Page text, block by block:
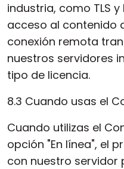
industria, como TLS y
acceso al contenido
conexión remota
nuestros servidores
tipo de licencia.
8.3 Cuando usas el
Cuando utilizas el
opción "En línea", el
con nuestro servidor